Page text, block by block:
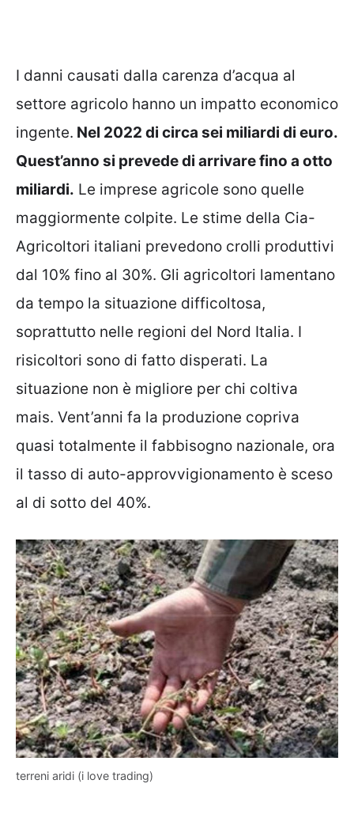
I danni causati dalla carenza d’acqua al
settore agricolo hanno un impatto economico
ingente. Nel 2022 di circa sei miliardi di euro.
Quest’anno si prevede di arrivare fino a otto
miliardi. Le imprese agricole sono quelle
maggiormente colpite. Le stime della Cia-
Agricoltori italiani prevedono crolli produttivi
dal 10% fino al 30%. Gli agricoltori lamentano
da tempo la situazione difficoltosa,
soprattutto nelle regioni del Nord Italia. I
risicoltori sono di fatto disperati. La
situazione non è migliore per chi coltiva
mais. Vent’anni fa la produzione copriva
quasi totalmente il fabbisogno nazionale, ora
il tasso di auto-approvvigionamento è sceso
al di sotto del 40%.
terreni aridi (i love trading)